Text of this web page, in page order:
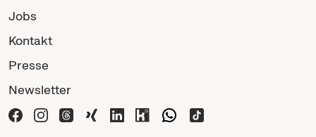
Jobs
Kontakt
Presse
Newsletter